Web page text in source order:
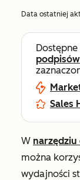
Data ostatniej
podpisów
Sales
W
można
wydajności